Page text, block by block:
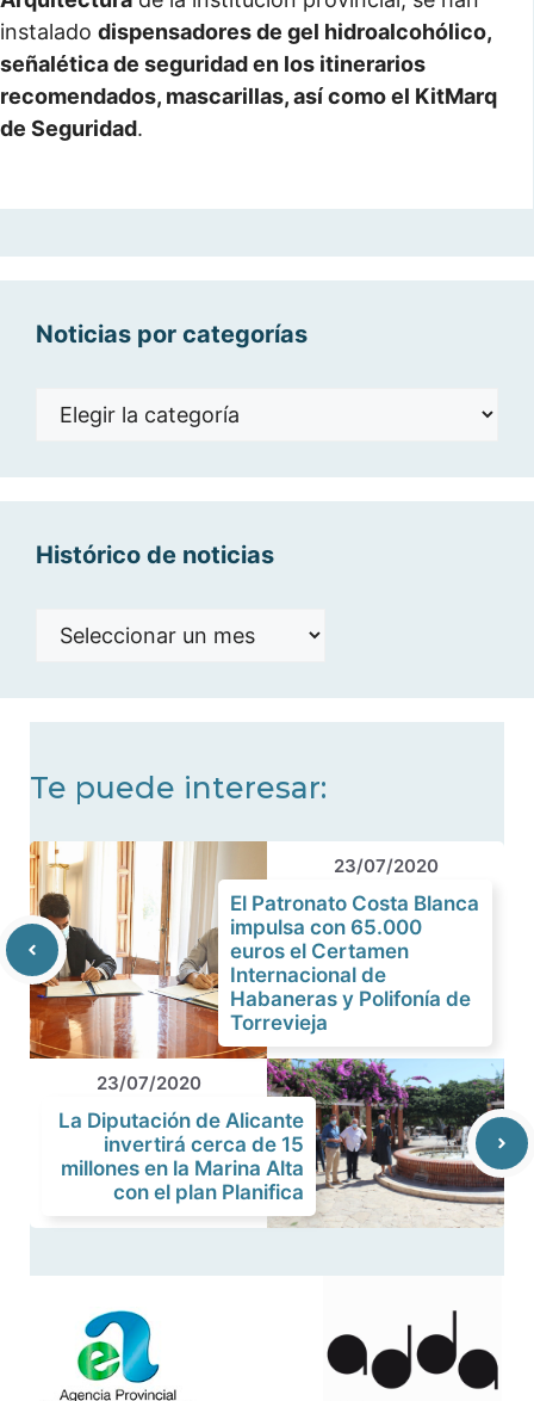
instalado dispensadores de gel hidroalcohólico,
señalética de seguridad en los itinerarios
recomendados, mascarillas, así como el KitMarq
de Seguridad.
Noticias por categorías
Noticias
Histórico de noticias
Histórico
Te puede interesar:
23/07/2020
El Patronato Costa Blanca
impulsa con 65.000
euros el Certamen
Internacional de
Habaneras y Polifonía de
Torrevieja
23/07/2020
La Diputación de Alicante
invertirá cerca de 15
millones en la Marina Alta
con el plan Planifica